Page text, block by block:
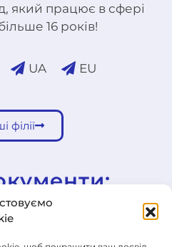
який працює в сфері
16 років!
UA EU
філії
програма